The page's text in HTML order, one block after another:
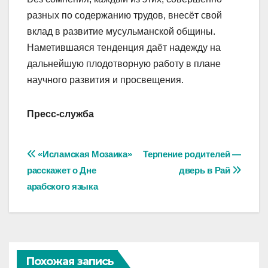
разных по содержанию трудов, внесёт свой
вклад в развитие мусульманской общины.
Наметившаяся тенденция даёт надежду на
дальнейшую плодотворную работу в плане
научного развития и просвещения.
Пресс-служба
Навигация
по
записям
Терпение родителей —
дверь в Рай
«Исламская Мозаика»
расскажет о Дне
арабского языка
Похожая запись